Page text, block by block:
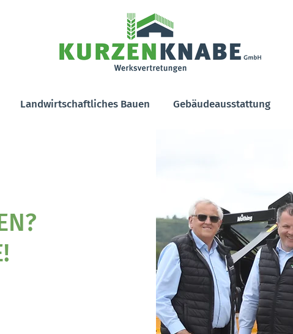
Landwirtschaftliches Bauen Gebäudeausstattung